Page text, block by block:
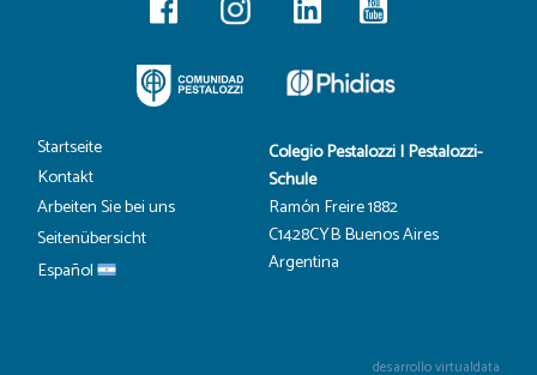
Startseite
Kontakt
Arbeiten Sie bei uns
Seitenübersicht
Español
Colegio Pestalozzi | Pestalozzi-
Schule
Ramón Freire 1882
C1428CYB Buenos Aires
Argentina
desarrollo virtualdata